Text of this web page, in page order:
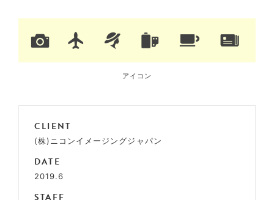
アイコン
CLIENT
(株)ニコンイメージングジャパン
DATE
2019.6
STAFF